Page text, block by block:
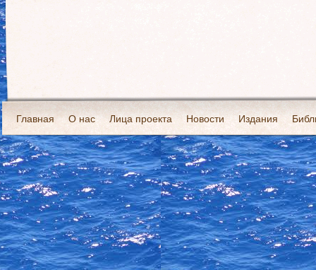
Главная О нас Лица проекта Новости Издания